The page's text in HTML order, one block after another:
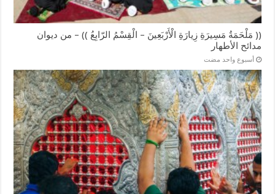
(( مَلْحَمَةُ مَسِيرَةِ زِيارَةِ الْأَرْبَعِينَ – الْقِسْمُ الرّابِعُ )) – من ديوان
مدائح الأطهار
‏أسبوع واحد مضت